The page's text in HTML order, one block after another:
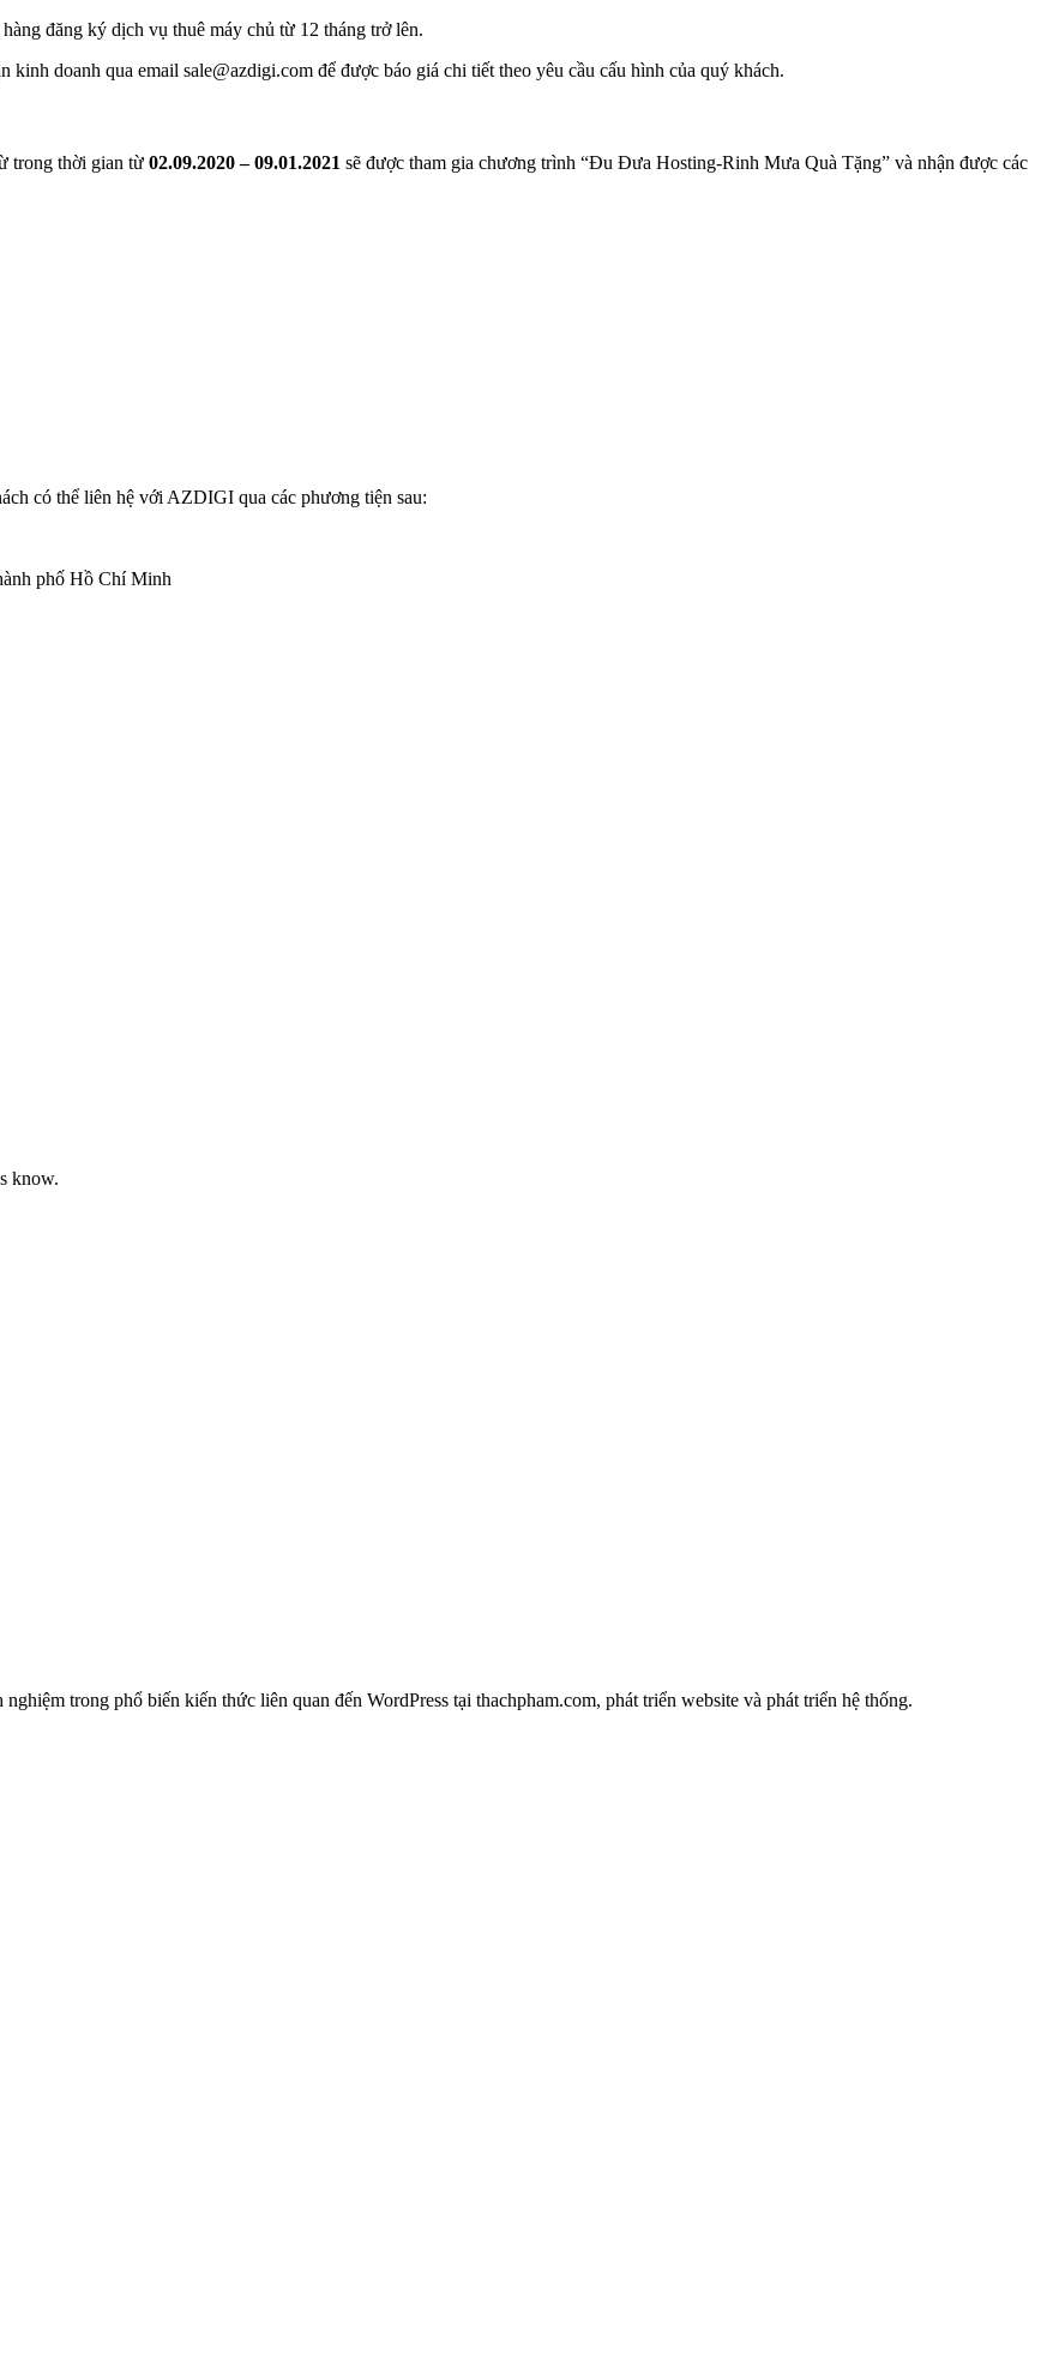
đăng ký dịch vụ thuê máy chủ từ 12 tháng trở lên.
doanh qua email sale@azdigi.com để được báo giá chi tiết theo yêu cầu cấu hình của quý khách.
trong thời gian từ 02.09.2020 – 09.01.2021 sẽ được tham gia chương trình “Đu Đưa Hosting-Rinh Mưa Quà Tặng” và nhận được các
có thể liên hệ với AZDIGI qua các phương tiện sau:
phố Hồ Chí Minh
know.
trong phổ biến kiến thức liên quan đến WordPress tại thachpham.com, phát triển website và phát triển hệ thống.